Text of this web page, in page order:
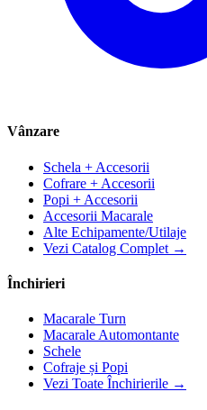
Vânzare
Schela + Accesorii
Cofrare + Accesorii
Popi + Accesorii
Accesorii Macarale
Alte Echipamente/Utilaje
Vezi Catalog Complet →
Închirieri
Macarale Turn
Macarale Automontante
Schele
Cofraje și Popi
Vezi Toate Închirierile →